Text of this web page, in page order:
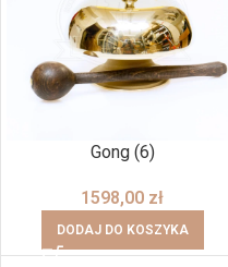
Gong (6)
1598,00 zł
DODAJ DO KOSZYKA